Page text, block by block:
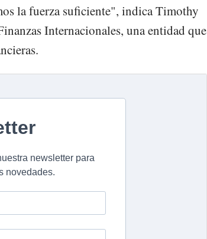
la fuerza suficiente", indica Timothy
Internacionales, una entidad que